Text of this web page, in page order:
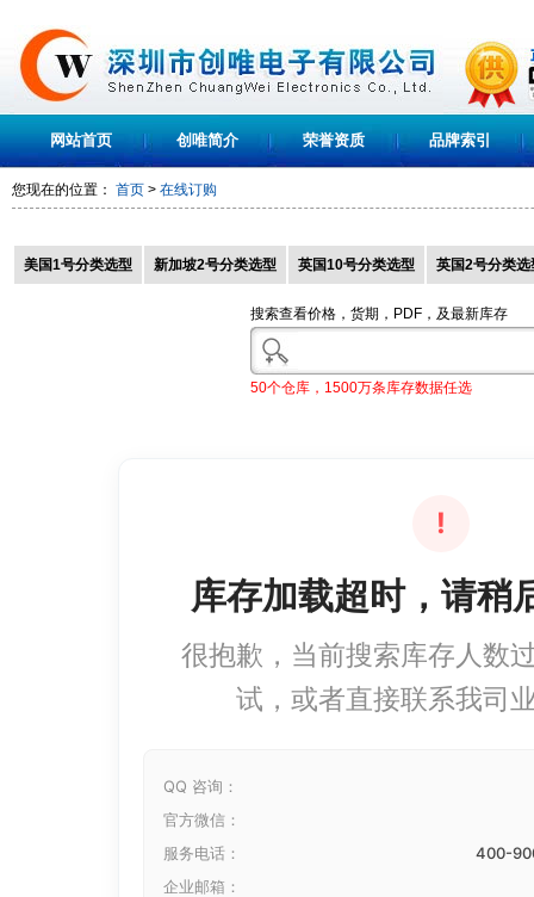
网站首页 创唯简介 荣誉资质 品牌索引
您现在的位置： 首页 > 在线订购
美国1号分类选型 新加坡2号分类选型 英国10号分类选型 英国2号分类选
搜索查看价格，货期，PDF，及最新库存
50个仓库，1500万条库存数据任选
!
库存加载超时，请稍
很抱歉，当前搜索库存人数
试，或者直接联系我司
QQ 咨询：
官方微信：
服务电话：
400-
企业邮箱：